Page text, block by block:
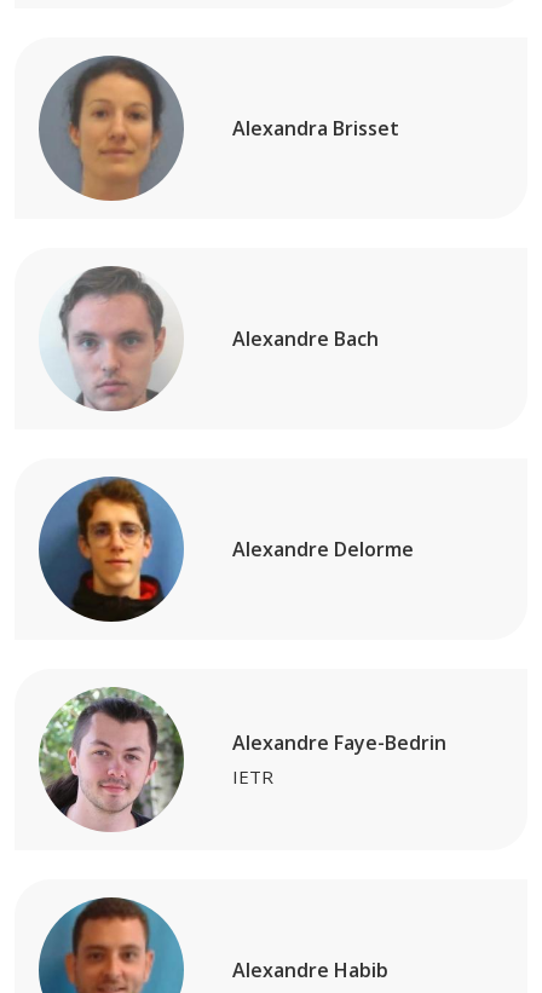
Alexandra Brisset
Alexandre Bach
Alexandre Delorme
Alexandre Faye-Bedrin
IETR
Alexandre Habib